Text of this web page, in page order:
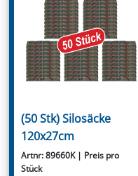
(50 Stk) Silosäcke
120x27cm
Artnr: 89660K | Preis pro
Stück